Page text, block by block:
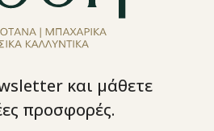
και μάθετε
προσφορές.